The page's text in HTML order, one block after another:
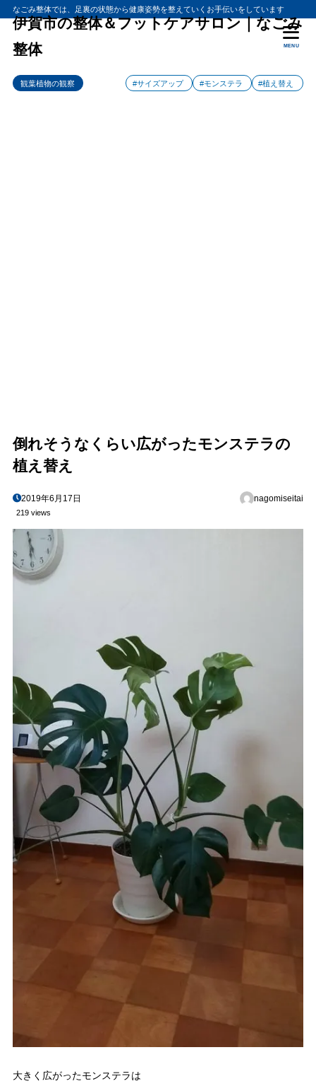
なごみ整体では、足裏の状態から健康姿勢を整えていくお手伝いをしています
伊賀市の整体＆フットケアサロン｜なごみ
整体
MENU
観葉植物の観察 #サイズアップ #モンステラ #植え替え
倒れそうなくらい広がったモンステラの
植え替え
2019年6月17日 nagomiseitai
219 views
大きく広がったモンステラは